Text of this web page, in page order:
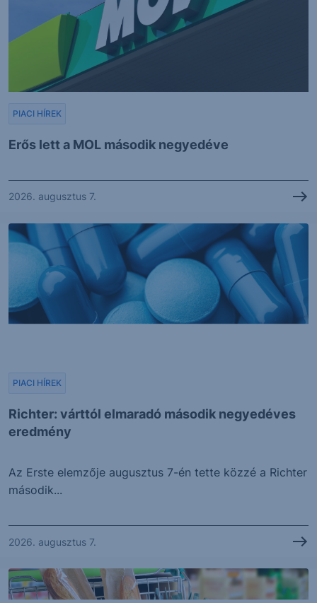
Erős lett a MOL második negyedéve
PIACI HÍREK
2026. augusztus 7.
Richter: várttól elmaradó második negyedéves
eredmény
PIACI HÍREK
Az Erste elemzője augusztus 7-én tette közzé a Richter
második...
2026. augusztus 7.